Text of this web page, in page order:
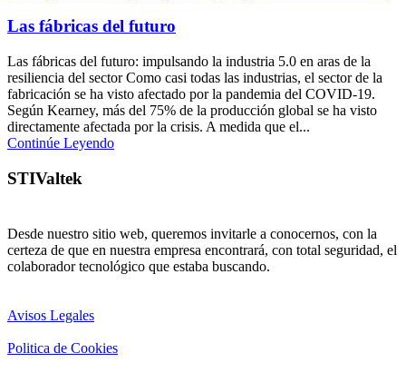
Las fábricas del futuro
Las fábricas del futuro: impulsando la industria 5.0 en aras de la
resiliencia del sector Como casi todas las industrias, el sector de la
fabricación se ha visto afectado por la pandemia del COVID-19.
Según Kearney, más del 75% de la producción global se ha visto
directamente afectada por la crisis. A medida que el...
Continúe Leyendo
STIValtek
Desde nuestro sitio web, queremos invitarle a conocernos, con la
certeza de que en nuestra empresa encontrará, con total seguridad, el
colaborador tecnológico que estaba buscando.
Avisos Legales
Politica de Cookies